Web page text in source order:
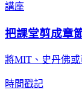
講座
把課堂剪成章
將MIT、史丹佛或
時間戳記